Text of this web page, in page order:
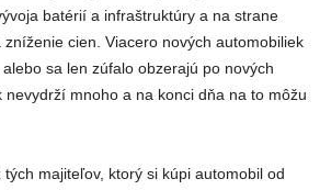
batérií a infraštruktúry a na strane
cien. Viacero nových automobiliek
sa len zúfalo obzerajú po nových
nevydrží mnoho a na konci dňa na to môžu
majiteľov, ktorý si kúpi automobil od